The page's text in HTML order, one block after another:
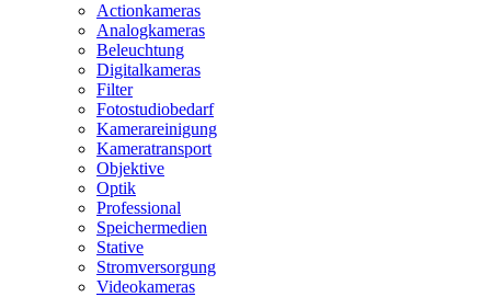
Actionkameras
Analogkameras
Beleuchtung
Digitalkameras
Filter
Fotostudiobedarf
Kamerareinigung
Kameratransport
Objektive
Optik
Professional
Speichermedien
Stative
Stromversorgung
Videokameras